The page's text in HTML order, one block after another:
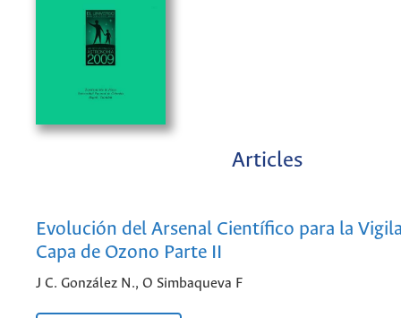
Articles
Evolución del Arsenal Científico para la
Capa de Ozono Parte II
J C. González N., O Simbaqueva F